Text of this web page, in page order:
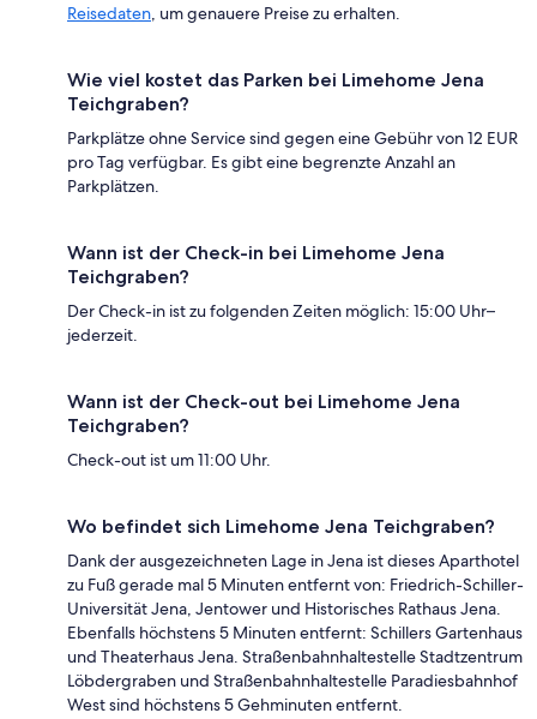
Reisedaten, um genauere Preise zu erhalten.
Wie viel kostet das Parken bei Limehome Jena
Teichgraben?
Parkplätze ohne Service sind gegen eine Gebühr von 12 EUR
pro Tag verfügbar. Es gibt eine begrenzte Anzahl an
Parkplätzen.
Wann ist der Check-in bei Limehome Jena
Teichgraben?
Der Check-in ist zu folgenden Zeiten möglich: 15:00 Uhr–
jederzeit.
Wann ist der Check-out bei Limehome Jena
Teichgraben?
Check-out ist um 11:00 Uhr.
Wo befindet sich Limehome Jena Teichgraben?
Dank der ausgezeichneten Lage in Jena ist dieses Aparthotel
zu Fuß gerade mal 5 Minuten entfernt von: Friedrich-Schiller-
Universität Jena, Jentower und Historisches Rathaus Jena.
Ebenfalls höchstens 5 Minuten entfernt: Schillers Gartenhaus
und Theaterhaus Jena. Straßenbahnhaltestelle Stadtzentrum
Löbdergraben und Straßenbahnhaltestelle Paradiesbahnhof
West sind höchstens 5 Gehminuten entfernt.